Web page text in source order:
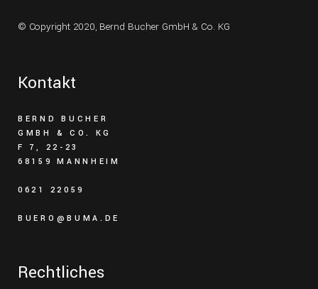
© Copyright 2020, Bernd Bucher GmbH & Co. KG
Kontakt
BERND BUCHER
GMBH & CO. KG
F 7, 22-23
68159 MANNHEIM
0621 22059
BUERO@BUMA.DE
Rechtliches